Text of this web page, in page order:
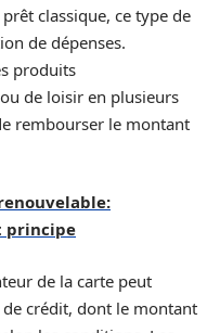
classique, ce type de
de dépenses.
produits
de loisir en plusieurs
rembourser le montant
principe
de la carte peut
crédit, dont le montant